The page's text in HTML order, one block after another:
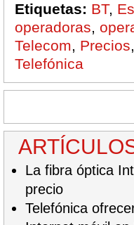
Etiquetas: BT,
operadoras,
Telecom, Precios,
Telefónica
La fibra óptica
precio
Telefónica